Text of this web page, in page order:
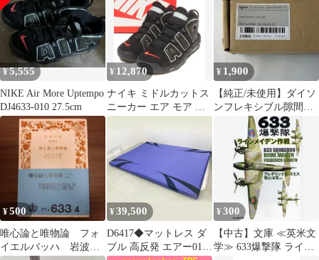
ルダー レディース Used
A
0633【JE66】
ルーズ プロフォーム イ
ーズイン 397633 EASE
IN 履きやすい 靴 クッ
ション性
¥5,555
NIKE Air More Uptempo
DJ4633-010 27.5cm
¥ 12,870
ナイキ ミドルカットス
ニーカー エア モア ア
ップテンポ 96 DJ4633-
NIKE
¥ 1,900
【純正/未使用】ダイソ
ンフレキシブル隙間ノ
ズル917633-01 アタッ
チメント
¥500
唯心論と唯物論 フォ
イエルバッハ 岩波文
¥39,500
D6417◆マットレス ダ
ブル 高反発 エアー01
¥300
【中古】文庫 ≪英米文
学≫ 633爆撃隊 ライン